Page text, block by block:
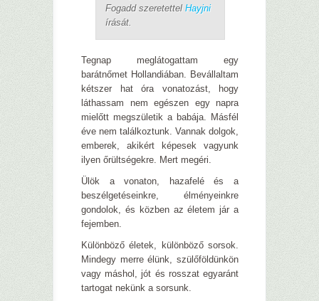
Fogadd szeretettel Hayjni
írását.
Tegnap meglátogattam egy
barátnőmet Hollandiában. Bevállaltam
kétszer hat óra vonatozást, hogy
láthassam nem egészen egy napra
mielőtt megszületik a babája. Másfél
éve nem találkoztunk. Vannak dolgok,
emberek, akikért képesek vagyunk
ilyen őrültségekre. Mert megéri.
Ülök a vonaton, hazafelé és a
beszélgetéseinkre, élményeinkre
gondolok, és közben az életem jár a
fejemben.
Különböző életek, különböző sorsok.
Mindegy merre élünk, szülőföldünkön
vagy máshol, jót és rosszat egyaránt
tartogat nekünk a sorsunk.